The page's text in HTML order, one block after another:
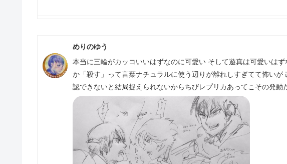
めりのゆう
本当に三輪がカッコいいはずなのに可愛い そして遊真は可愛いは
か「殺す」って言葉ナチュラルに使う辺りが離れしすぎてて怖い
認できないと結局捉えられないからちびレプリカあってこその発動